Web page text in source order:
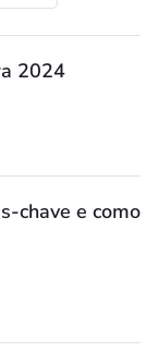
2024
chave e como